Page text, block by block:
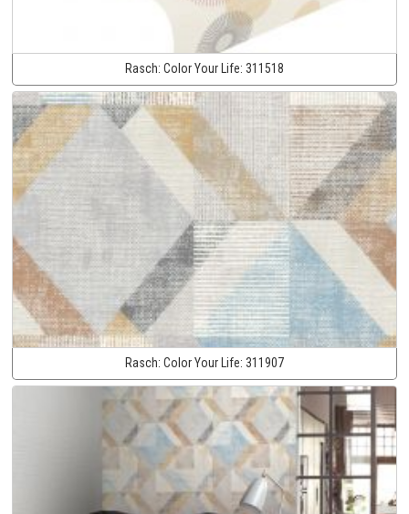
Rasch: Color Your Life: 311518
Rasch: Color Your Life: 311907